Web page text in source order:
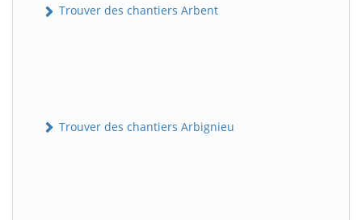
Trouver des chantiers Arbent
Trouver des chantiers Arbignieu